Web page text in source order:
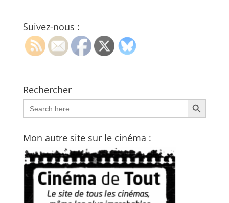
Suivez-nous :
Rechercher
Search
for:
Search Button
Mon autre site sur le cinéma :